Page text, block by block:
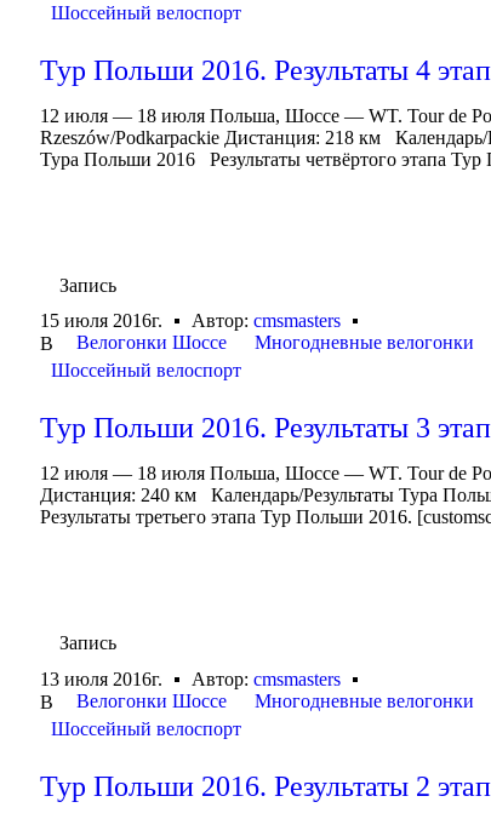
Шоссейный велоспорт
Тур Польши 2016. Результаты 4
12 июля — 18 июля Польша, Шоссе — WT. Tour de
Rzeszów/Podkarpackie Дистанция: 218 км
Тура Польши 2016 Результаты четвёртого этапа
Запись
15 июля 2016г.
Автор:cmsmasters
В
Велогонки Шоссе Многодневные велогонки
Шоссейный велоспорт
Тур Польши 2016. Результаты 3
12 июля — 18 июля Польша, Шоссе — WT. Tour de
Дистанция: 240 км Календарь/Результаты Тура
Результаты третьего этапа Тур Польши 2016.
Запись
13 июля 2016г.
Автор:cmsmasters
В
Велогонки Шоссе Многодневные велогонки
Шоссейный велоспорт
Тур Польши 2016. Результаты 2